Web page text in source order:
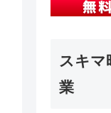
スキマ
業